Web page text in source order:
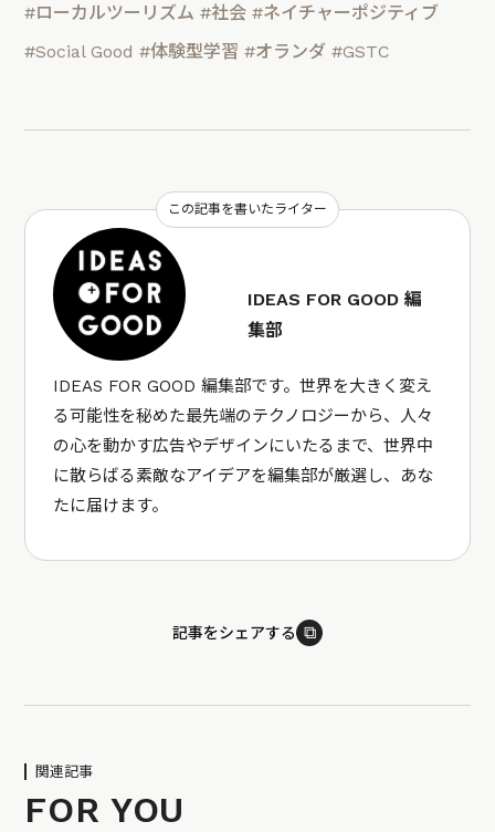
#ローカルツーリズム #社会 #ネイチャーポジティブ
#Social Good #体験型学習 #オランダ #GSTC
この記事を書いたライター
IDEAS FOR GOOD 編
集部
IDEAS FOR GOOD 編集部です。世界を大きく変え
る可能性を秘めた最先端のテクノロジーから、人々
の心を動かす広告やデザインにいたるまで、世界中
に散らばる素敵なアイデアを編集部が厳選し、あな
たに届けます。
記事をシェアする ⧉
関連記事
FOR YOU